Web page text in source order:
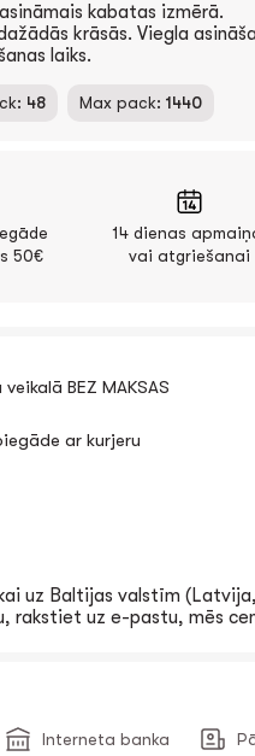
kabatas izmērā.
krāsās. Viegla
laiks.
48 Max pack: 1440
50€
14 dienas
vai atgriešanai
BEZ MAKSAS
ar kurjeru
uz Baltijas valstīm
rakstiet uz e-pastu, mēs
Interneta banka